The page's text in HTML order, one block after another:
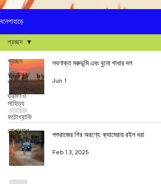
বনেপাহাড়ে
প্রচ্ছদ
পরিবেশ ও
বন্যপ্রাণ
ভ্রমণ ও
সাহিত্য
ফটোগ্রাফি
যোগাযোগ
প্রচ্ছদ
লবণাক্ত মরুভূমি এবং বুনো গাধার দল
Jun 1
পশুরাজের গির অরণ্যে: ক্যামেরায় রইল ধরা
Feb 13, 2025